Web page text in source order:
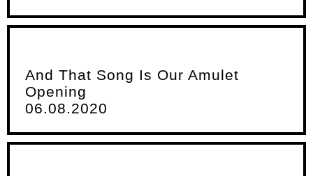
And That Song Is Our Amulet
Opening
06.08.2020